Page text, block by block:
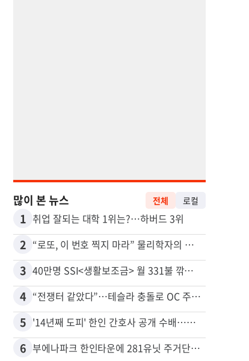
많이 본 뉴스 전체 로컬
1 취업 잘되는 대학 1위는?…하버드 3위
2 “로또, 이 번호 찍지 마라” 물리학자의 당첨금 높이는 비밀
3 40만명 SSI<생활보조금> 월 331불 깎이나
4 “전쟁터 같았다”…테슬라 충돌로 OC 주택 4채 파손
5 '14년째 도피' 한인 간호사 공개 수배…메디케어 사기 유죄
6 부에나파크 한인타운에 281유닛 주거단지 들어선다